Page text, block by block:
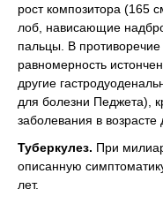
рост композитора (165
лоб, нависающие
пальцы. В
равномерность
другие
для болезни Педжета),
заболевания в возрасте
Туберкулез. При
описанную
лет.